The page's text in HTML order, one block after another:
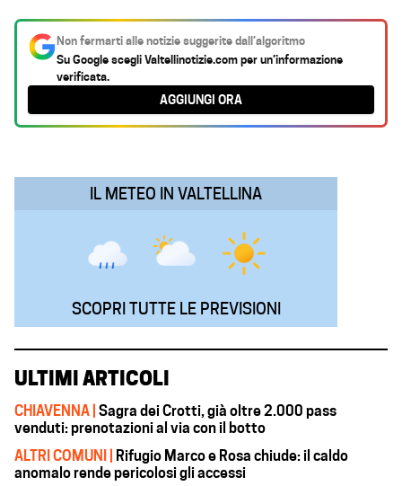
c
e
b
o
t
s
A
k
e
d
e
g
r
a
i
l
Non fermarti alle notizie suggerite dall’algoritmo
Su Google scegliValtellinotizie.comper un’informazione
verificata.
AGGIUNGI ORA
IL METEO IN VALTELLINA
SCOPRI TUTTE LE PREVISIONI
ULTIMI ARTICOLI
CHIAVENNA | Sagra dei Crotti, già oltre 2.000 pass
venduti: prenotazioni al via con il botto
ALTRI COMUNI |
Rifugio Marco e Rosa chiude: il caldo
anomalo rende pericolosi gli accessi